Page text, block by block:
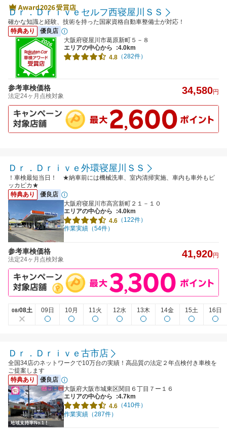
Ｄｒ．Ｄｒｉｖｅセルフ西寝屋川ＳＳ
確かな知識と経験、技術を持った国家資格自動車整備士が対応！
特典あり
優良店
大阪府寝屋川市葛原新町５－８
エリアの中心から
:4.0km
4.8 （282件）
参考車検価格
法定24ヶ月点検対象 34,580円
Ｄｒ．Ｄｒｉｖｅ外環寝屋川ＳＳ
！車検最短当日！ ★納車前には機械洗車、室内清掃実施、車内も車外もピ
ッカピカ★
特典あり
優良店
大阪府寝屋川市高宮新町２１－１０
エリアの中心から
:4.0km
4.6 （122件）
作業実績（54件）
参考車検価格
法定24ヶ月点検対象 41,920円
08/08土 09日 10月 11火 12水 13木 14金 15土 16日
Ｄｒ．Ｄｒｉｖｅ古市店
全国34店のネットワークで10万台の実績！高品質の法定２年点検付き車検を
ご提案します
特典あり
優良店
大阪府大阪市城東区関目６丁目７ー１６
エリアの中心から
:4.7km
4.6 （410件）
作業実績（287件）